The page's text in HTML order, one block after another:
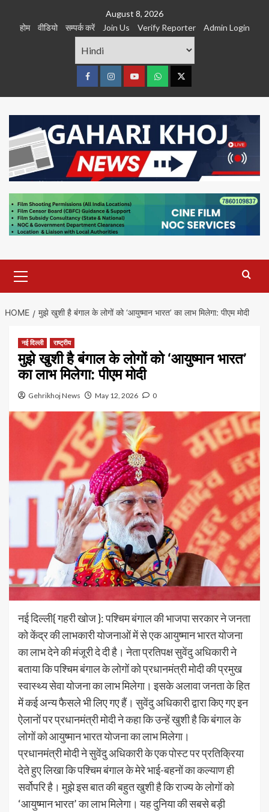
August 8, 2026
होम
वीडियो सम्पर्क करें Join Us Verify Reporter Admin Login
FacebookInstagramyoutubeWhatsTwitter
Menu
HOME मुझे खुशी है बंगाल के लोगों को ‘आयुष्मान भारत’ का लाभ मिलेगा: पीएम मोदी
नई दिल्ली राष्ट्रीय
मुझे खुशी है बंगाल के लोगों को ‘आयुष्मान भारत’
का लाभ मिलेगा: पीएम मोदी
Gehrikhoj News May 12, 2026 0
नई दिल्ली{ गहरी खोज }: पश्चिम बंगाल की भाजपा सरकार ने जनता
को केंद्र की लाभकारी योजनाओं में से एक आयुष्मान भारत योजना
का लाभ देने की मंजूरी दे दी है। नेता प्रतिपक्ष सुवेंदु अधिकारी ने
बताया कि पश्चिम बंगाल के लोगों को प्रधानमंत्री मोदी की प्रमुख
स्वास्थ्य सेवा योजना का लाभ मिलेगा। इसके अलावा जनता के हित
में कई अन्य फैसले भी लिए गए हैं। सुवेंदु अधिकारी द्वारा किए गए इन
ऐलानों पर प्रधानमंत्री मोदी ने कहा कि उन्हें खुशी है कि बंगाल के
लोगों को आयुष्मान भारत योजना का लाभ मिलेगा।
प्रधानमंत्री मोदी ने सुवेंदु अधिकारी के एक पोस्ट पर प्रतिक्रिया
देते हुए लिखा कि पश्चिम बंगाल के मेरे भाई-बहनों का कल्याण ही
सर्वोपरि है। मुझे इस बात की बहुत खुशी है कि राज्य के लोगों को
‘आयुष्मान भारत’ का लाभ मिलेगा। यह दुनिया की सबसे बड़ी